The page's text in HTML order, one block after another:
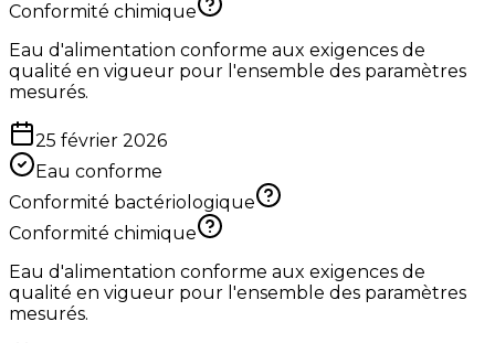
Conformité chimique
Eau d'alimentation conforme aux exigences de
qualité en vigueur pour l'ensemble des paramètres
mesurés.
25 février 2026
Eau conforme
Conformité bactériologique
Conformité chimique
Eau d'alimentation conforme aux exigences de
qualité en vigueur pour l'ensemble des paramètres
mesurés.